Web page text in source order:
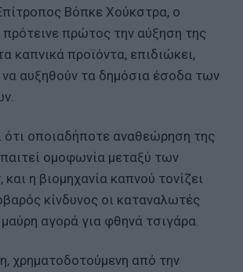
Βόπκε Χούκστρα, ο
πρότεινε πρώτος την αύξηση της
καπνικά προϊόντα, επιδιώκει,
αυξηθούν τα δημόσια έσοδα των
ότι οποιαδήποτε αναθεώρηση της
ομοφωνία μεταξύ των
η βιομηχανία καπνού τονίζει
κίνδυνος οι καταναλωτές
αγορά για φθηνά τσιγάρα.
χρηματοδοτούμενη από την